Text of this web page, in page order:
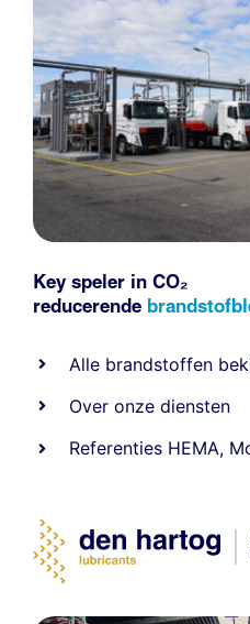
Key speler in CO₂
reducerende
Alle brandstoffen
Over onze diensten
Referenties HEMA,